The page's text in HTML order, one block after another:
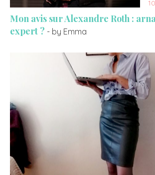
Mon avis sur Alexandre Roth :
expert ? - by Emma